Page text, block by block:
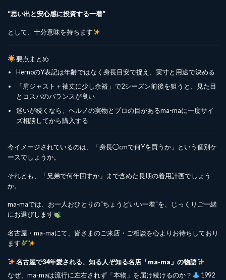
“思い出と安心感に投資する一着”
として、十分意味を持ちます
要点まとめ
HernoのY表記は年齢ではなく身長目安で捉え、実寸と用途で決める
「肩ジャスト＋袖丈に少し余裕」で2シーズン前後を狙うと、見た目
とコスパのバランスが良い
迷いが続くなら、ヘルノの実物とプロの目があるma-maに一度サイ
ズ相談してから購入する
今イメージされているのは、「身長◯cmで何Yを買うか」という個別ケ
ースでしょうか。
それとも、「兄弟で何年回すか」まで含めた長期の着用計画でしょう
か。
ma-maでは、お一人おひとりの“ちょうどいい一着”を、じっくりご一緒
にお選びします
名古屋・ma-maにて、皆さまのご来店・ご相談を心よりお待ちしており
ます
名古屋で34年愛される、知る人ぞ知る名店「ma-ma」の物語
なぜ、ma-maは流行に左右されず「本物」を届け続けるのか？
1992